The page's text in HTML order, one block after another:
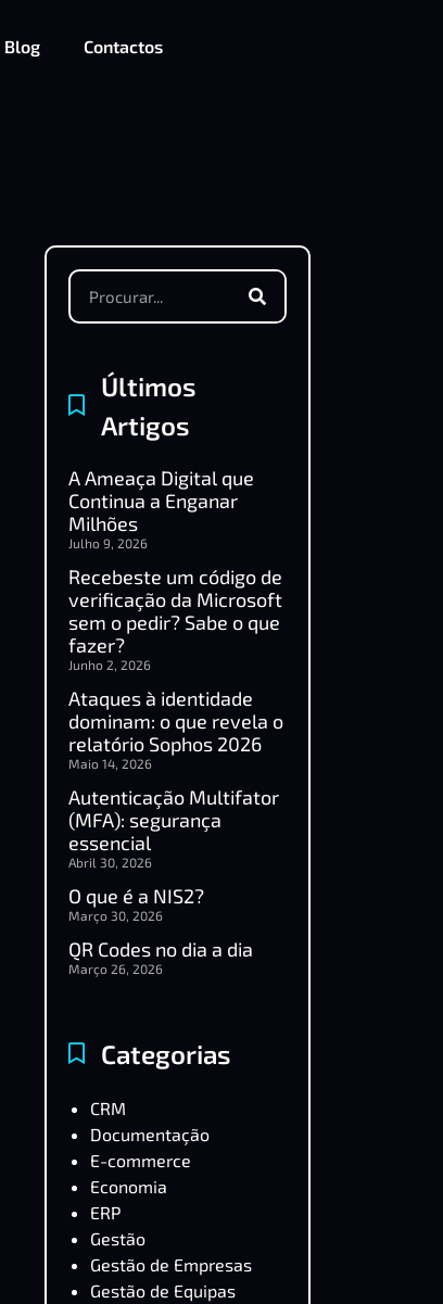
Blog Contactos
Últimos
Artigos
A Ameaça Digital que
Continua a Enganar
Milhões
Julho 9, 2026
Recebeste um código de
verificação da Microsoft
sem o pedir? Sabe o que
fazer?
Junho 2, 2026
Ataques à identidade
dominam: o que revela o
relatório Sophos 2026
Maio 14, 2026
Autenticação Multifator
(MFA): segurança
essencial
Abril 30, 2026
O que é a NIS2?
Março 30, 2026
QR Codes no dia a dia
Março 26, 2026
Categorias
CRM
Documentação
E-commerce
Economia
ERP
Gestão
Gestão de Empresas
Gestão de Equipas